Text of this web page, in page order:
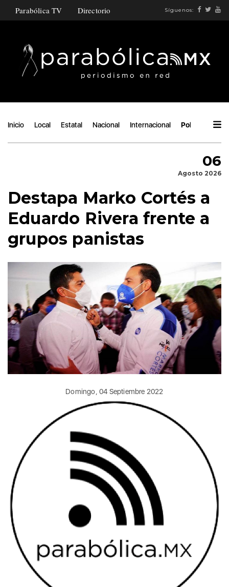
Parabólica TV Directorio Síguenos:
Inicio Local Estatal Nacional Internacional Política
06
Agosto 2026
Destapa Marko Cortés a
Eduardo Rivera frente a
grupos panistas
Domingo, 04 Septiembre 2022